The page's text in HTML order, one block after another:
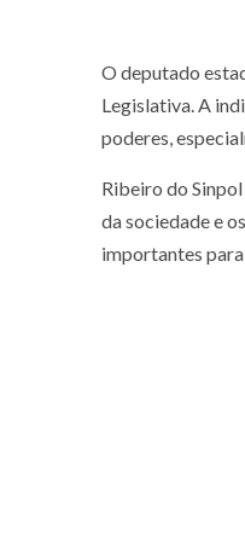
O deputado
Legislativa. A
poderes,
Ribeiro do
da sociedade e
importantes